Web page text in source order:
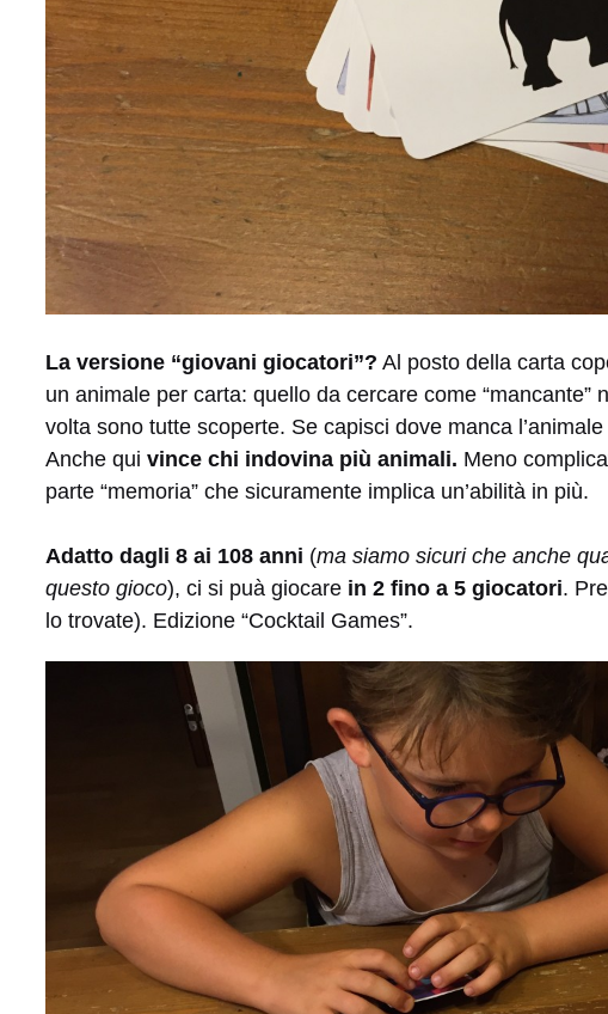
La versione “giovani giocatori”? Al posto della carta
un animale per carta: quello da cercare come
volta sono tutte scoperte. Se capisci dove manca
Anche qui vince chi indovina più animali. Meno
parte “memoria” che sicuramente implica un’abilità in più.
Adatto dagli 8 ai 108 anni (ma siamo sicuri che anche
questo gioco), ci si puà giocare in 2 fino a 5 giocatori.
lo trovate). Edizione “Cocktail Games”.